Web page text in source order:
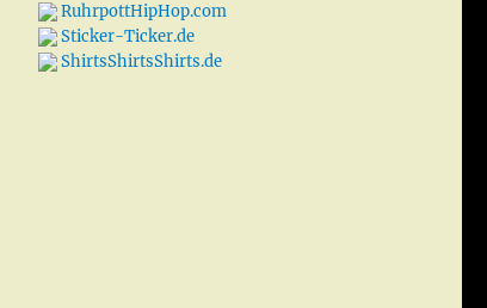
RuhrpottHipHop.com
Sticker-Ticker.de
ShirtsShirtsShirts.de